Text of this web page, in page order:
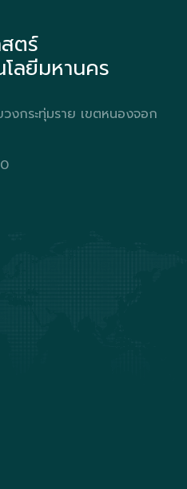
ตร์
ลยีมหานคร
งกระทุ่มราย เขตหนองจอก